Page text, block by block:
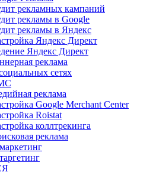
рекламных кампаний
рекламы в Google
рекламы в Яндекс
Яндекс Директ
Яндекс Директ
реклама
сетях
реклама
Google Merchant Center
Roistat
коллтрекинга
реклама